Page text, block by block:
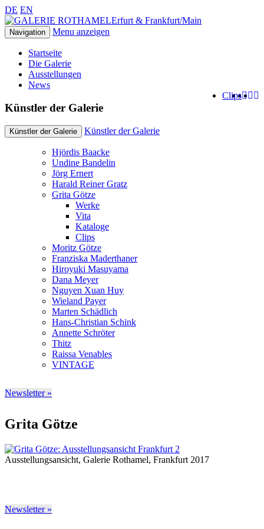
DE EN
Erfurt & Frankfurt/Main
Navigation Menu anzeigen
Startseite
Die Galerie
Ausstellungen
News
Clips
Künstler der Galerie
Künstler der Galerie Künstler der Galerie
Hjördis Baacke
Undine Bandelin
Jörg Ernert
Harald Reiner Gratz
Grita Götze
Werke
Vita
Kataloge
Clips
Moritz Götze
Franziska Maderthaner
Hiroyuki Masuyama
Dana Meyer
Nguyen Xuan Huy
Wieland Payer
Marten Schädlich
Hans-Christian Schink
Annette Schröter
Thitz
Raissa Venables
VINTAGE
Newsletter »
Grita Götze
Ausstellungsansicht, Galerie Rothamel, Frankfurt 2017
Newsletter »